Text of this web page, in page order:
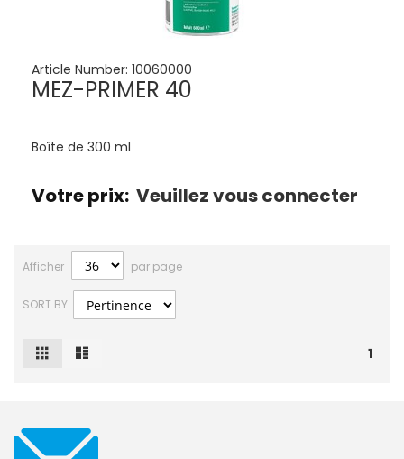
Article Number: 10060000
MEZ-PRIMER 40
Boîte de 300 ml
Votre prix: Veuillez vous connecter
Afficher par page
SORT BY
1
Afficher
Grille